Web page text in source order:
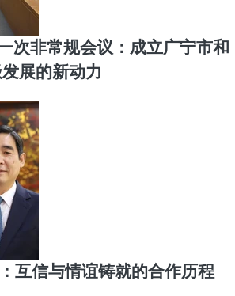
次非常规会议：成立广宁市和
展的新动力
互信与情谊铸就的合作历程